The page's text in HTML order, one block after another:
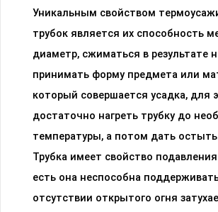
Уникальным свойством
трубок является их способность
диаметр, сжиматься в результате
принимать форму предмета или
который совершается усадка, для
достаточно нагреть трубку до
температуры, а потом дать
Трубка имеет свойство
есть она неспособна
отсутствии открытого огня